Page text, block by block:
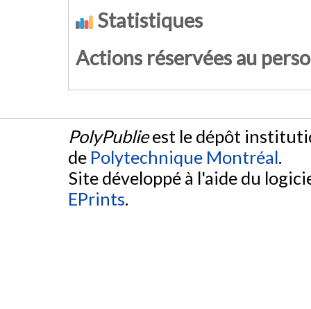
Statistiques
Actions réservées au
PolyPublieest le dépôt
de Polytechnique Montréal.
Site développé à l'aide du
EPrints.